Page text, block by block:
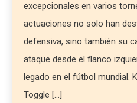
excepcionales en varios
actuaciones no solo han
defensiva, sino también su
ataque desde el flanco
legado en el fútbol mundial.
Toggle […]